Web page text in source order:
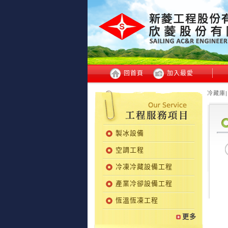
回首頁 加入最愛
製冰設備
空調工程
冷凍冷藏設備工程
產業冷卻設備工程
恆溫恆凍工程
更多
冷藏